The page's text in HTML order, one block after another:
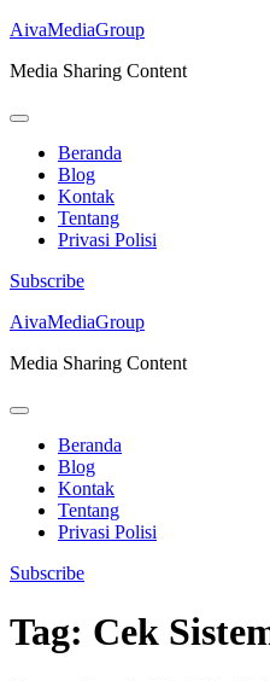
AivaMediaGroup
Media Sharing Content
Beranda
Blog
Kontak
Tentang
Privasi Polisi
Subscribe
Lompat
konten
Enter)
AivaMediaGroup
Media Sharing Content
Beranda
Blog
Kontak
Tentang
Privasi Polisi
Subscribe
Tag: Cek